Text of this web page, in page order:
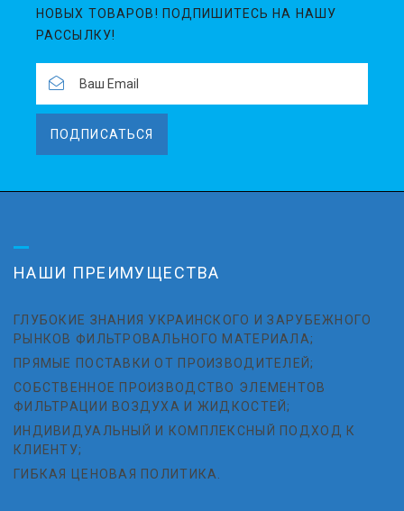
НОВЫХ ТОВАРОВ! ПОДПИШИТЕСЬ НА НАШУ
РАССЫЛКУ!
ПОДПИСАТЬСЯ
НАШИ ПРЕИМУЩЕСТВА
ГЛУБОКИЕ ЗНАНИЯ УКРАИНСКОГО И ЗАРУБЕЖНОГО
РЫНКОВ ФИЛЬТРОВАЛЬНОГО МАТЕРИАЛА;
ПРЯМЫЕ ПОСТАВКИ ОТ ПРОИЗВОДИТЕЛЕЙ;
СОБСТВЕННОЕ ПРОИЗВОДСТВО ЭЛЕМЕНТОВ
ФИЛЬТРАЦИИ ВОЗДУХА И ЖИДКОСТЕЙ;
ИНДИВИДУАЛЬНЫЙ И КОМПЛЕКСНЫЙ ПОДХОД К
КЛИЕНТУ;
ГИБКАЯ ЦЕНОВАЯ ПОЛИТИКА.